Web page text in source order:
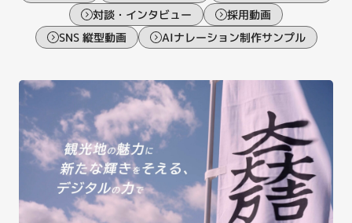
対談・インタビュー
採用動画
SNS 縦型動画
AIナレーション制作サンプル